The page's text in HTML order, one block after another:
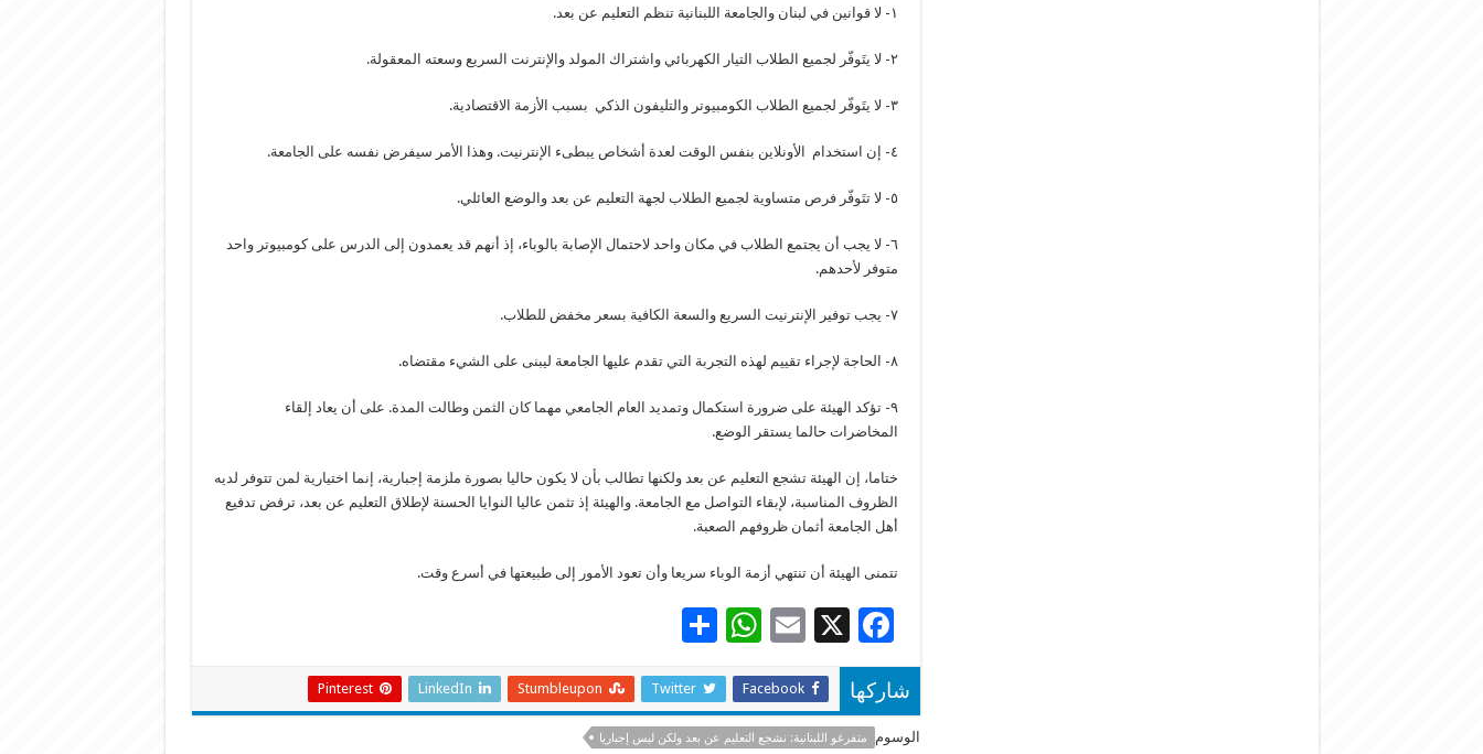
١- لا قوانين في لبنان والجامعة اللبنانية تنظم التعليم عن بعد.
٢- لا يتَوفّر لجميع الطلاب التيار الكهربائي واشتراك المولد والإنترنت السريع وسعته المعقولة.
٣- لا يتَوفّر لجميع الطلاب الكومبيوتر والتليفون الذكي بسبب الأزمة الاقتصادية.
٤- إن استخدام الأونلاين بنفس الوقت لعدة أشخاص يبطىء الإنترنيت. وهذا الأمر سيفرض نفسه على الجامعة.
٥- لا تتَوفّر فرص متساوية لجميع الطلاب لجهة التعليم عن بعد والوضع العائلي.
٦- لا يجب أن يجتمع الطلاب في مكان واحد لاحتمال الإصابة بالوباء، إذ أنهم قد يعمدون إلى الدرس على كومبيوتر واحد
متوفر لأحدهم.
٧- يجب توفير الإنترنيت السريع والسعة الكافية بسعر مخفض للطلاب.
٨- الحاجة لإجراء تقييم لهذه التجربة التي تقدم عليها الجامعة ليبنى على الشيء مقتضاه.
٩- تؤكد الهيئة على ضرورة استكمال وتمديد العام الجامعي مهما كان الثمن وطالت المدة. على أن يعاد إلقاء
المخاضرات حالما يستقر الوضع.
ختاما، إن الهيئة تشجع التعليم عن بعد ولكنها تطالب بأن لا يكون حاليا بصورة ملزمة إجبارية، إنما اختيارية لمن تتوفر لديه
الظروف المناسبة، لإبقاء التواصل مع الجامعة. والهيئة إذ تثمن عاليا النوايا الحسنة لإطلاق التعليم عن بعد، ترفض تدفيع
أهل الجامعة أثمان ظروفهم الصعبة.
تتمنى الهيئة أن تنتهي أزمة الوباء سريعا وأن تعود الأمور إلى طبيعتها في أسرع وقت.
F
ac
e
b
X
E
ai
l
W
at
sA
ar
e
شاركها Facebook
Twitter
Stumbleupon
LinkedIn
Pinterest
الوسوم متفرغو اللبنانية: نشجع التعليم عن بعد ولكن ليس إجباريا